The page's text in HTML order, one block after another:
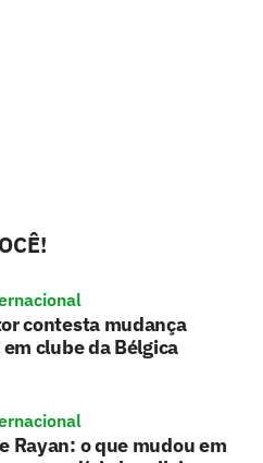
contesta mudança
clube da Bélgica
Rayan: o que mudou em